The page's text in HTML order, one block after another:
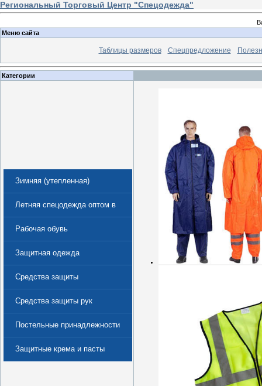
Региональный Торговый Центр "Спецодежда"
Меню сайта
Таблицы размеров Спецпредложение
Категории
Зимняя (утепленная)
спецодежда
Летняя спецодежда оптом в
Екатеринбурге
Рабочая обувь
Защитная одежда
Средства защиты
Средства защиты рук
Постельные принадлежности
Защитные крема и пасты